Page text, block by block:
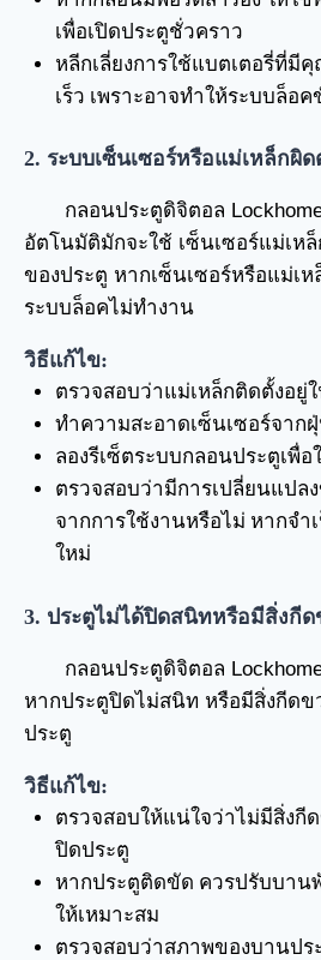
เพื่อเปิดประตูชั่วคราว
หลีกเลี่ยงการใช้แบตเตอรี่ที่มี
เร็ว เพราะอาจทำให้ระบบล็อ
2. ระบบเซ็นเซอร์หรือแม่เหล็กผิ
กลอนประตูดิจิตอล
อัตโนมัติมักจะใช้ เซ็นเซอร์แม่เห
ของประตู หากเซ็นเซอร์หรือแม่เ
ระบบล็อคไม่ทำงาน
วิธีแก้ไข:
ตรวจสอบว่าแม่เหล็กติดตั้งอยู่
ทำความสะอาดเซ็นเซอร์จาก
ลองรีเซ็ตระบบกลอนประตูเพื่
ตรวจสอบว่ามีการเปลี่ยนแปล
จากการใช้งานหรือไม่ หากจำ
ใหม่
3. ประตูไม่ได้ปิดสนิทหรือมีสิ่งกีด
กลอนประตูดิจิตอล
หากประตูปิดไม่สนิท หรือมีสิ่งกีดข
ประตู
วิธีแก้ไข:
ตรวจสอบให้แน่ใจว่าไม่มีสิ่งกี
ปิดประตู
หากประตูติดขัด ควรปรับบาน
ให้เหมาะสม
ตรวจสอบว่าสภาพของบานปร